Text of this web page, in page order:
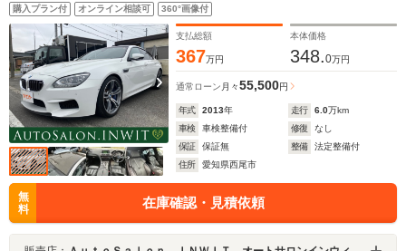
購入プラン付 オンライン相談可 360°画像付
支払総額
367万円
本体価格
348.0万円
通常ローン 月々55,500円
年式 2013年 走行 6.0万km
車検
車検整備付 修復
なし
保証
保証無 整備
法定整備付
住所
愛知県西尾市
無
料
在庫確認・見積依頼